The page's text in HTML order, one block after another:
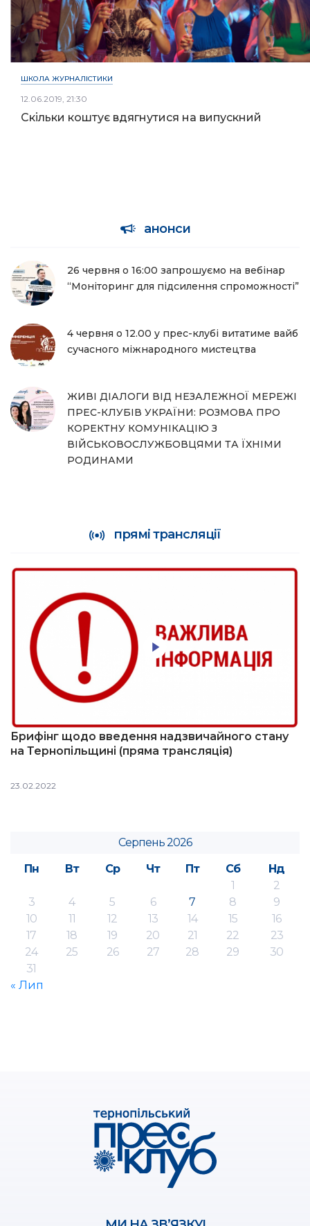
ШКОЛА ЖУРНАЛІСТИКИ
12.06.2019, 21:30
Скільки коштує вдягнутися на випускний
анонси
26 червня о 16:00 запрошуємо на вебінар
“Моніторинг для підсилення спроможності”
4 червня о 12.00 у прес-клубі витатиме вайб
сучасного міжнародного мистецтва
ЖИВІ ДІАЛОГИ ВІД НЕЗАЛЕЖНОЇ МЕРЕЖІ
ПРЕС-КЛУБІВ УКРАЇНИ: РОЗМОВА ПРО
КОРЕКТНУ КОМУНІКАЦІЮ З
ВІЙСЬКОВОСЛУЖБОВЦЯМИ ТА ЇХНІМИ
РОДИНАМИ
прямі трансляції
Брифінг щодо введення надзвичайного стану
на Тернопільщині (пряма трансляція)
23.02.2022
Серпень 2026
Пн
Вт Ср Чт Пт Сб
Нд
1
2
3
4 5 6 7 8
9
10
11 12 13 14 15
16
17
18 19 20 21 22
23
24
25 26 27 28 29
30
31
« Лип